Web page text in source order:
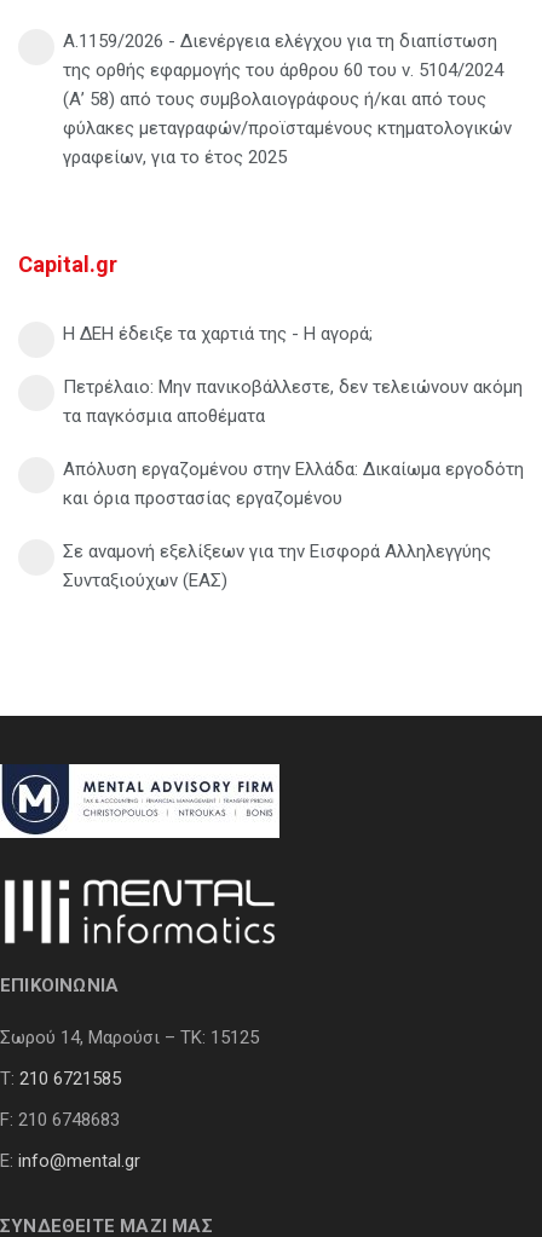
Α.1159/2026 - Διενέργεια ελέγχου για τη διαπίστωση
της ορθής εφαρμογής του άρθρου 60 του ν. 5104/2024
(Α’ 58) από τους συμβολαιογράφους ή/και από τους
φύλακες μεταγραφών/προϊσταμένους κτηματολογικών
γραφείων, για το έτος 2025
Capital.gr
Η ΔΕΗ έδειξε τα χαρτιά της - Η αγορά;
Πετρέλαιο: Μην πανικοβάλλεστε, δεν τελειώνουν ακόμη
τα παγκόσμια αποθέματα
Απόλυση εργαζομένου στην Ελλάδα: Δικαίωμα εργοδότη
και όρια προστασίας εργαζομένου
Σε αναμονή εξελίξεων για την Εισφορά Αλληλεγγύης
Συνταξιούχων (ΕΑΣ)
ΕΠΙΚΟΙΝΩΝΙΑ
Σωρού 14, Μαρούσι – ΤΚ: 15125
Τ: 210 6721585
F: 210 6748683
E: info@mental.gr
ΣΥΝΔΕΘΕΙΤΕ ΜΑΖΙ ΜΑΣ